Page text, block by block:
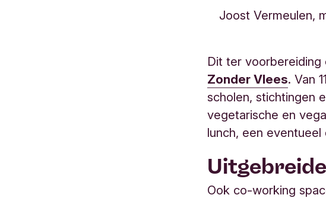
Joost Vermeulen,
Dit ter
Zonder Vlees. Van
scholen, stichtingen
vegetarische en
lunch, een
Ook co-working